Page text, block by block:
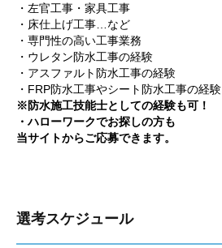
・左官工事・家具工事
・床仕上げ工事…など
・専門性の高い工事業務
・ウレタン防水工事の経験
・アスファルト防水工事の経験
・FRP防水工事やシート防水工事の経験
※防水施工技能士としての経験も可！
・ハローワークでお探しの方も
当サイトからご応募できます。
選考スケジュール